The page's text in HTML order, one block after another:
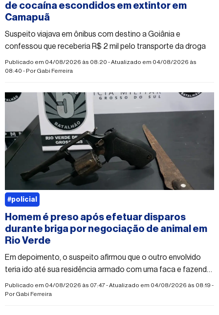
de cocaína escondidos em extintor em
Camapuã
Suspeito viajava em ônibus com destino a Goiânia e
confessou que receberia R$ 2 mil pelo transporte da droga
Publicado em 04/08/2026 às 08:20 - Atualizado em 04/08/2026 às
08:40 - PorGabi Ferreira
Homem é preso após efetuar disparos
durante briga por negociação de animal em
Rio Verde
Em depoimento, o suspeito afirmou que o outro envolvido
teria ido até sua residência armado com uma faca e fazendo
ameaças
Publicado em 04/08/2026 às 07:47 - Atualizado em 04/08/2026 às 08:19 -
PorGabi Ferreira
#policial